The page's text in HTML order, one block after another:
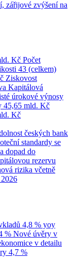
zářijové zvýšení na
Kč Počet
43 (celkem)
Ziskovost
Kapitálová
úrokové výnosy
45,65 mld. Kč
Kč
českých bank
standardy se
dopad do
rezervu
rizika včetně
4,8 % yoy
% Nové úvěry v
v detailu
4,7 %